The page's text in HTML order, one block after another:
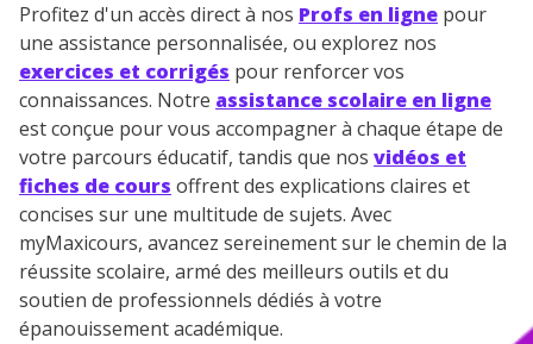
Profitez d'un accès direct à nos Profs en ligne pour
une assistance personnalisée, ou explorez nos
exercices et corrigés pour renforcer vos
connaissances. Notre assistance scolaire en ligne
est conçue pour vous accompagner à chaque étape de
votre parcours éducatif, tandis que nos vidéos et
fiches de cours offrent des explications claires et
concises sur une multitude de sujets. Avec
myMaxicours, avancez sereinement sur le chemin de la
réussite scolaire, armé des meilleurs outils et du
soutien de professionnels dédiés à votre
épanouissement académique.